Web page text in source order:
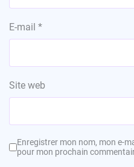
E-mail *
Site web
Enregistrer mon nom, mon e-
pour mon prochain